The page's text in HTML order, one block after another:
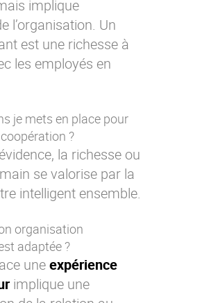
implique
l’organisation. Un
est une richesse à
les employés en
je mets en place pour
?
la richesse ou
se valorise par la
intelligent ensemble.
organisation
adaptée ?
uneexpérience
implique une